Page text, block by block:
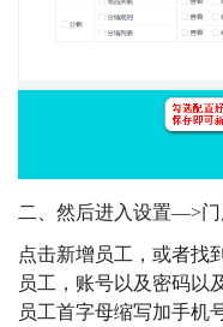
二、然后进入设置—>门
点击新增员工，或者找
员工，账号以及密码以
员工首字母缩写加手机